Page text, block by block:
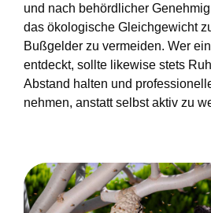
und nach behördlicher
das ökologische Gleichgewicht
Bußgelder zu vermeiden. Wer
entdeckt, sollte likewise stets
Abstand halten und
nehmen, anstatt selbst aktiv zu